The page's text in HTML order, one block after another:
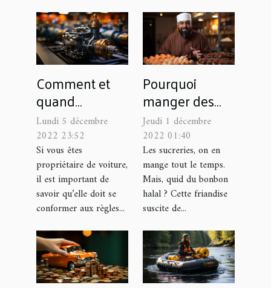
Comment et
quand
remplacer la
vanne EGR de
sa voiture ?
Lundi 5 décembre
2022 23:52
Si vous êtes
propriétaire de voiture,
il est important de
savoir qu’elle doit se
conformer aux règles...
Pourquoi
manger des
bonbons halal
?
Jeudi 1 décembre
2022 01:40
Les sucreries, on en
mange tout le temps.
Mais, quid du bonbon
halal ? Cette friandise
suscite de...